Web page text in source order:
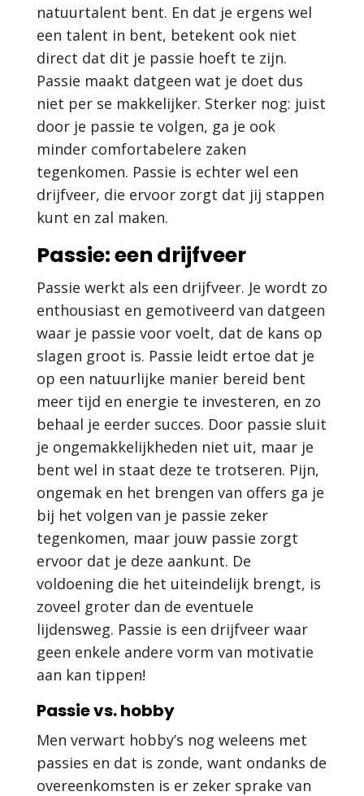
natuurtalent bent. En dat je ergens wel
een talent in bent, betekent ook niet
direct dat dit je passie hoeft te zijn.
Passie maakt datgeen wat je doet dus
niet per se makkelijker. Sterker nog: juist
door je passie te volgen, ga je ook
minder comfortabelere zaken
tegenkomen. Passie is echter wel een
drijfveer, die ervoor zorgt dat jij stappen
kunt en zal maken.
Passie: een drijfveer
Passie werkt als een drijfveer. Je wordt zo
enthousiast en gemotiveerd van datgeen
waar je passie voor voelt, dat de kans op
slagen groot is. Passie leidt ertoe dat je
op een natuurlijke manier bereid bent
meer tijd en energie te investeren, en zo
behaal je eerder succes. Door passie sluit
je ongemakkelijkheden niet uit, maar je
bent wel in staat deze te trotseren. Pijn,
ongemak en het brengen van offers ga je
bij het volgen van je passie zeker
tegenkomen, maar jouw passie zorgt
ervoor dat je deze aankunt. De
voldoening die het uiteindelijk brengt, is
zoveel groter dan de eventuele
lijdensweg. Passie is een drijfveer waar
geen enkele andere vorm van motivatie
aan kan tippen!
Passie vs. hobby
Men verwart hobby’s nog weleens met
passies en dat is zonde, want ondanks de
overeenkomsten is er zeker sprake van